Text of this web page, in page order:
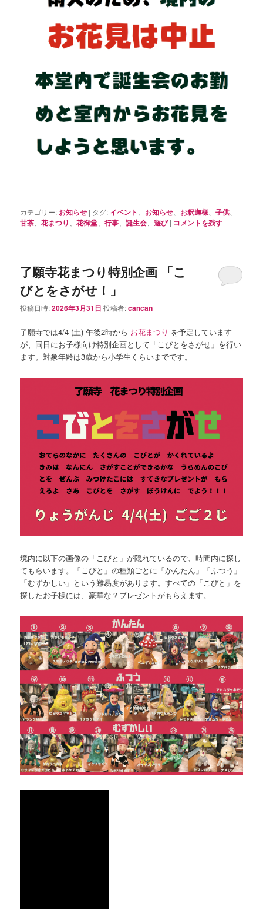
カテゴリー: お知らせ | タグ: イベント、 お知らせ、 お釈迦様、子供、
甘茶、花まつり、花御堂、行事、誕生会、遊び | コメントを残す
了願寺花まつり特別企画 「こ
びとをさがせ！」
投稿日時:2026年3月31日 投稿者:cancan
了願寺では4/4 (土) 午後2時から お花まつり を予定しています
が、同日にお子様向け特別企画として「こびとをさがせ」を行い
ます。対象年齢は3歳から小学生くらいまでです。
境内に以下の画像の「こびと」が隠れているので、時間内に探し
てもらいます。「こびと」の種類ごとに「かんたん」「ふつう」
「むずかしい」という難易度があります。すべての「こびと」を
探したお子様には、豪華な？プレゼントがもらえます。